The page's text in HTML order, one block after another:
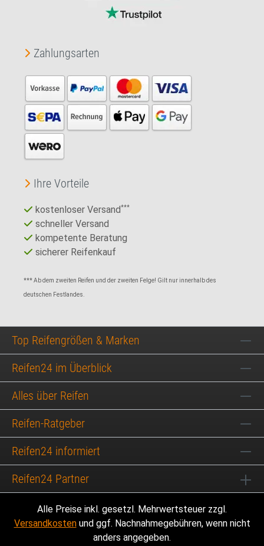
Zahlungsarten
Ihre Vorteile
kostenloser Versand***
schneller Versand
kompetente Beratung
sicherer Reifenkauf
*** Ab dem zweiten Reifen und der zweiten Felge! Gilt nur innerhalb des
deutschen Festlandes.
Top Reifengrößen & Marken
Reifen24 im Überblick
Alles über Reifen
Reifen-Ratgeber
Reifen24 informiert
Reifen24 Partner
Alle Preise inkl. gesetzl. Mehrwertsteuer zzgl.
Versandkostenund ggf. Nachnahmegebühren, wenn nicht
anders angegeben.